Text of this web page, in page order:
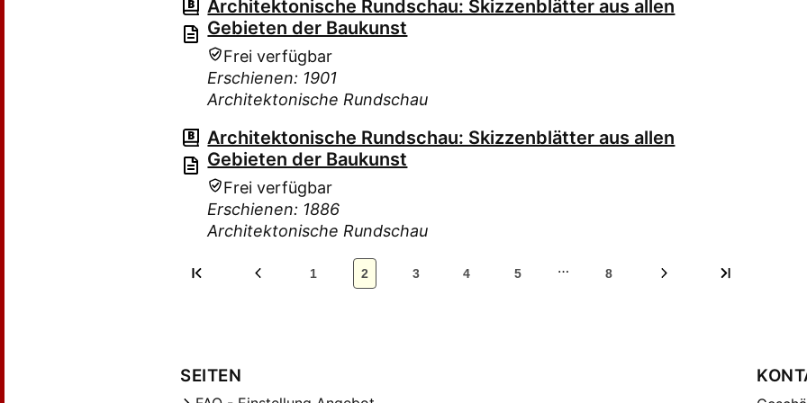
Architektonische Rundschau: Skizzenblätter aus allen
Gebieten der Baukunst
Frei verfügbar
Erschienen: 1901
Architektonische Rundschau
Architektonische Rundschau: Skizzenblätter aus allen
Gebieten der Baukunst
Frei verfügbar
Erschienen: 1886
Architektonische Rundschau
1 2 3 4 5 … 8
SEITEN